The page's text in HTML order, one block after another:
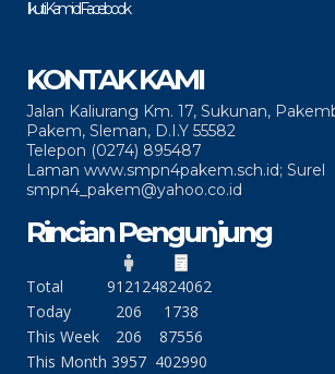
Ikuti Kami di Facebook
KONTAK KAMI
Jalan Kaliurang Km. 17, Sukunan,
Pakem, Sleman, D.I.Y 55582
Telepon (0274) 895487
Laman www.smpn4pakem.sch.id; Surel
smpn4_pakem@yahoo.co.id
Rincian Pengunjung
Total 912124824062
Today
206
1738
This Week
206
87556
This Month 3957 402990